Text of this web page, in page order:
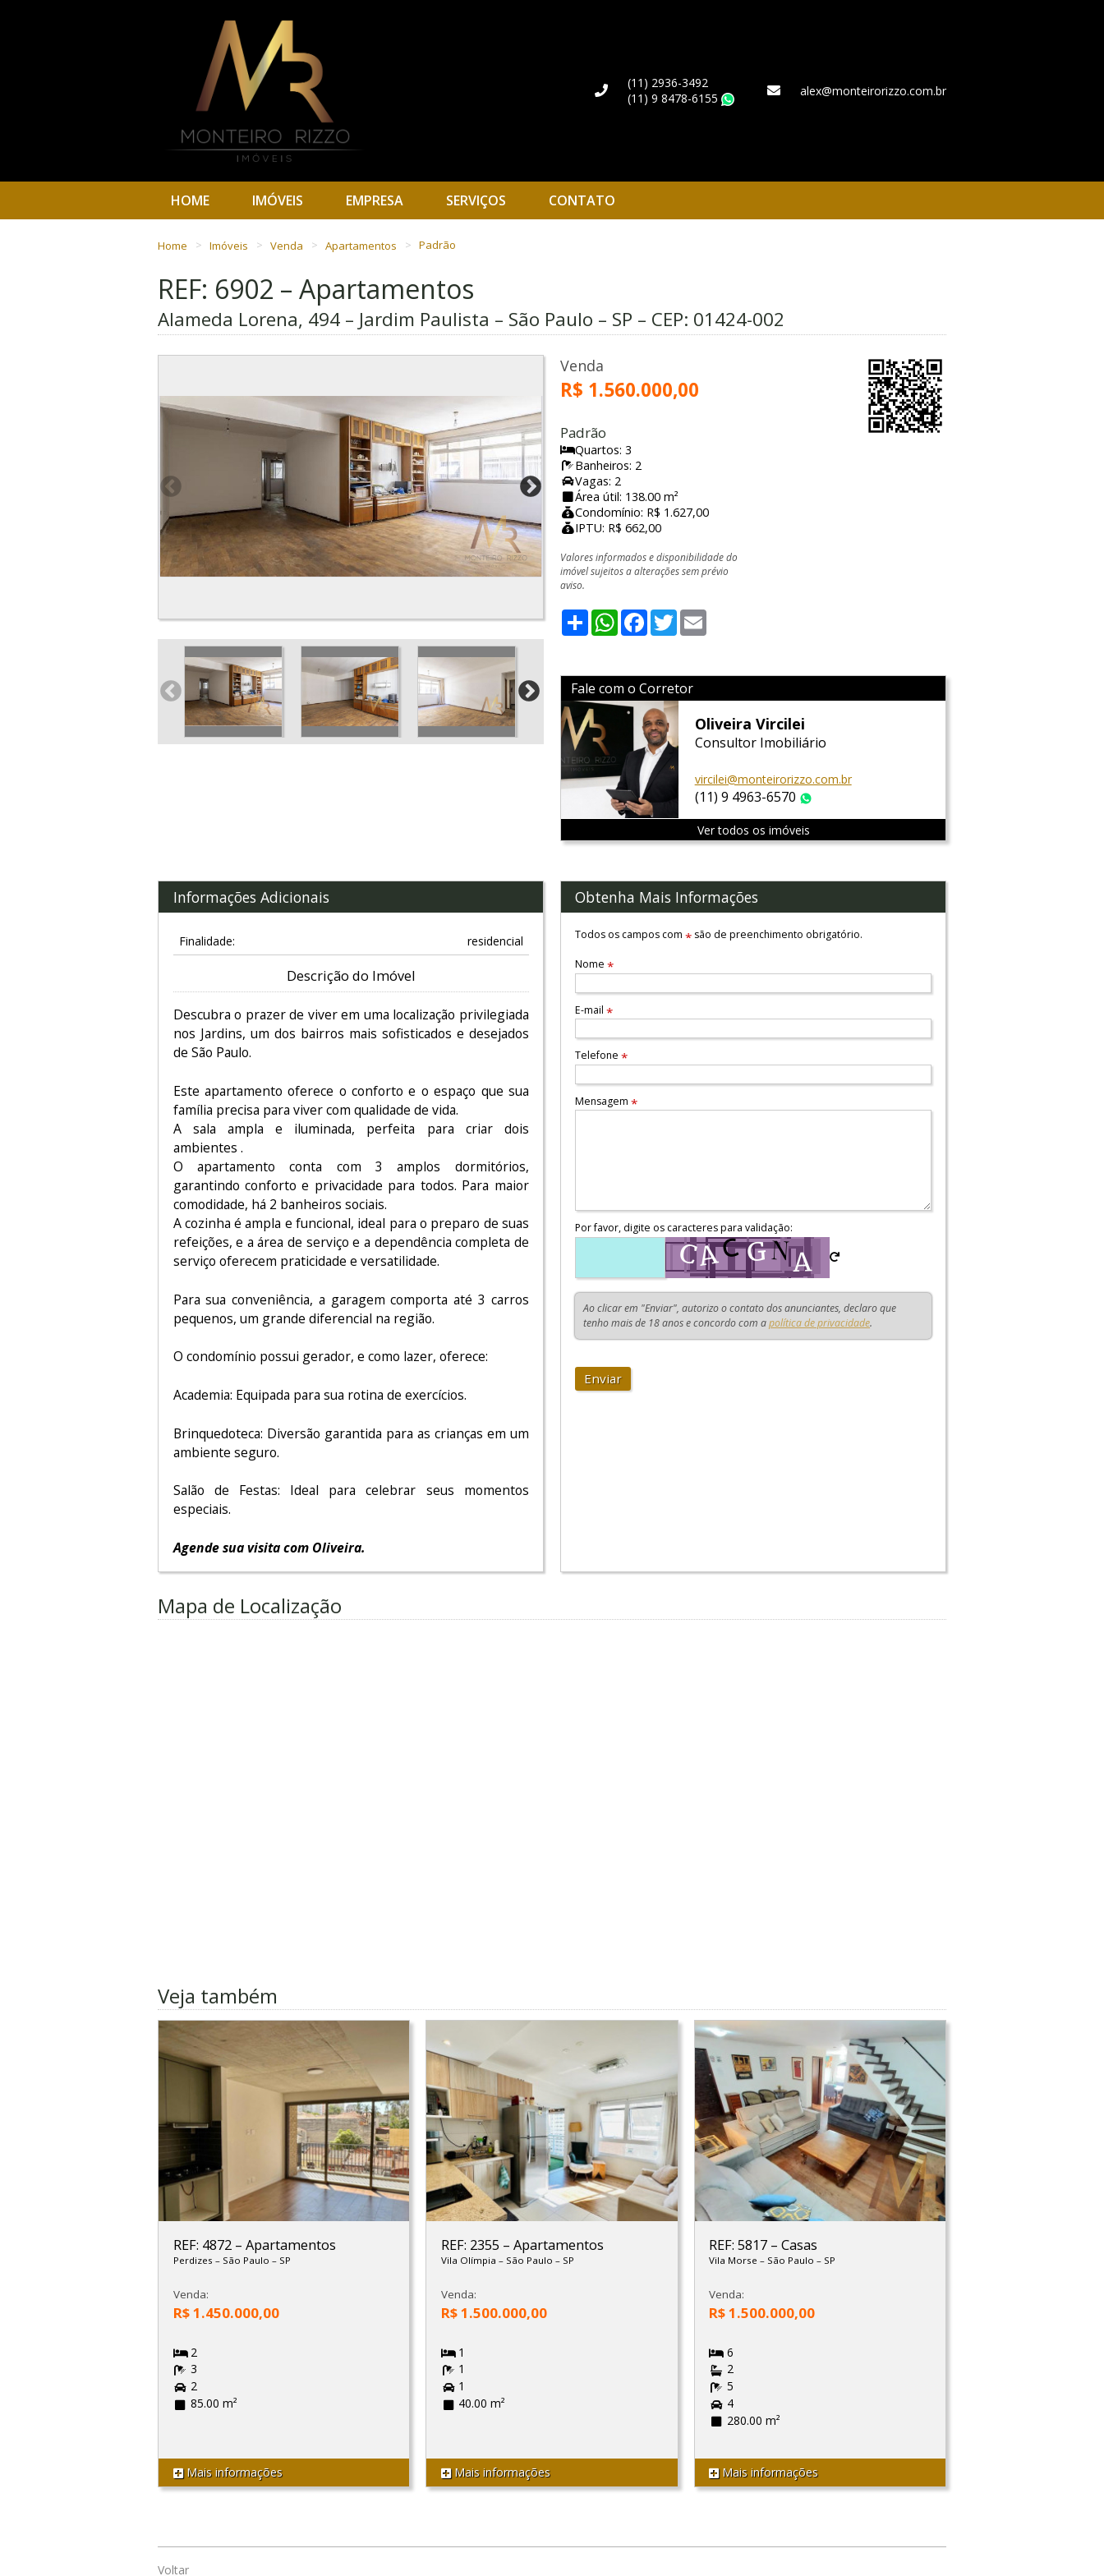
(11) 2936-3492
(11) 9 8478-6155
alex@monteirorizzo.com.br
HOME IMÓVEIS EMPRESA SERVIÇOS CONTATO
Home Imóveis Venda Apartamentos Padrão
REF: 6902 – Apartamentos
Alameda Lorena, 494 – Jardim Paulista – São Paulo – SP – CEP: 01424-002
Venda
R$ 1.560.000,00
Padrão
Quartos: 3
Banheiros: 2
Vagas: 2
Área útil: 138.00 m²
Condomínio: R$ 1.627,00
IPTU: R$ 662,00
Valores informados e disponibilidade do
imóvel sujeitos a alterações sem prévio
aviso.
ShareWhatsApp
Facebook
Twitter
Fale com o Corretor
Oliveira Vircilei
Consultor Imobiliário
vircilei@monteirorizzo.com.br
(11) 9 4963-6570
Ver todos os imóveis
Informações Adicionais
Finalidade: residencial
Descrição do Imóvel
Descubra o prazer de viver em uma localização privilegiada
nos Jardins, um dos bairros mais sofisticados e desejados
de São Paulo.
Este apartamento oferece o conforto e o espaço que sua
família precisa para viver com qualidade de vida.
A sala ampla e iluminada, perfeita para criar dois
ambientes .
O apartamento conta com 3 amplos dormitórios,
garantindo conforto e privacidade para todos. Para maior
comodidade, há 2 banheiros sociais.
A cozinha é ampla e funcional, ideal para o preparo de suas
refeições, e a área de serviço e a dependência completa de
serviço oferecem praticidade e versatilidade.
Para sua conveniência, a garagem comporta até 3 carros
pequenos, um grande diferencial na região.
O condomínio possui gerador, e como lazer, oferece:
Academia: Equipada para sua rotina de exercícios.
Brinquedoteca: Diversão garantida para as crianças em um
ambiente seguro.
Salão de Festas: Ideal para celebrar seus momentos
especiais.
Agende sua visita com Oliveira.
Obtenha Mais Informações
Todos os campos com* são de preenchimento obrigatório.
Nome*
E-mail*
Telefone*
Mensagem*
Por favor, digite os caracteres para validação:
Ao clicar em "Enviar", autorizo o contato dos anunciantes, declaro que
tenho mais de 18 anos e concordo com apolítica de privacidade.
Enviar
Mapa de Localização
Veja também
REF: 4872 – Apartamentos
Perdizes – São Paulo – SP
Venda:
R$ 1.450.000,00
2
3
2
85.00 m²
Mais informações
REF: 2355 – Apartamentos
Vila Olímpia – São Paulo – SP
Venda:
R$ 1.500.000,00
1
1
1
40.00 m²
Mais informações
REF: 5817 –Casas
Vila Morse– São Paulo– SP
Venda:
R$ 1.500.000,00
6
2
5
4
280.00 m²
Mais informações
Voltar